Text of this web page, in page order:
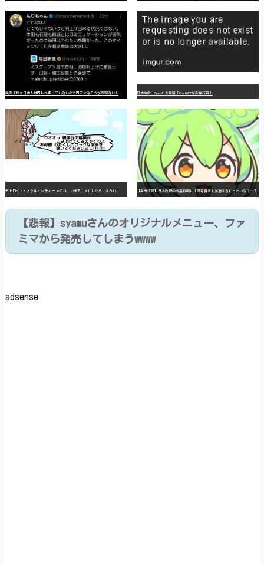
識者「我々日本人は円しか使っていないので円安になろうが問題ない」 日本生命、OpenAIを提訴「ChatGPTが非弁行為」
デ
トロイト・メタル・シティー ⇐これ、いまアニメ化したら、えらいことになってたよな？ 【高市悲報】日本政府の成長戦略に「暗号資産」が消えるいったいなぜ…？
【悲報】syamuさんのオリジナルメニュー、ファ
ミマから発売してしまうwwww
adsense